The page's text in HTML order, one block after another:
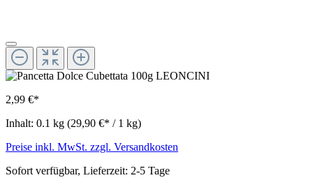
2,99 €*
Inhalt: 0.1 kg (29,90 €* / 1 kg)
Preise inkl. MwSt. zzgl. Versandkosten
Sofort verfügbar, Lieferzeit: 2-5 Tage